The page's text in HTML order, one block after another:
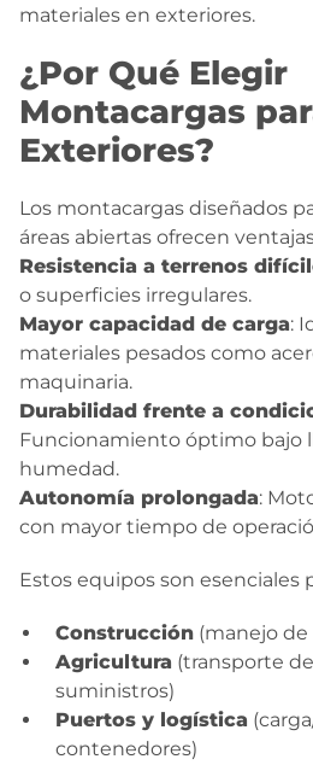
materiales en exteriores.
¿Por Qué Elegir
Montacargas
Exteriores?
Los montacargas diseñados
áreas abiertas ofrecen
Resistencia a terrenos
o superficies irregulares.
Mayor capacidad de carga:
materiales pesados como
maquinaria.
Durabilidad frente a
Funcionamiento óptimo bajo
humedad.
Autonomía prolongada:
con mayor tiempo de
Estos equipos son esenciales
Construcción (manejo de
Agricultura (transporte
suministros)
Puertos y logística
contenedores)